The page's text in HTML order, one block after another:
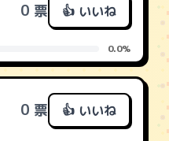
0 票 👍 いいね
0.0%
0 票 👍 いいね